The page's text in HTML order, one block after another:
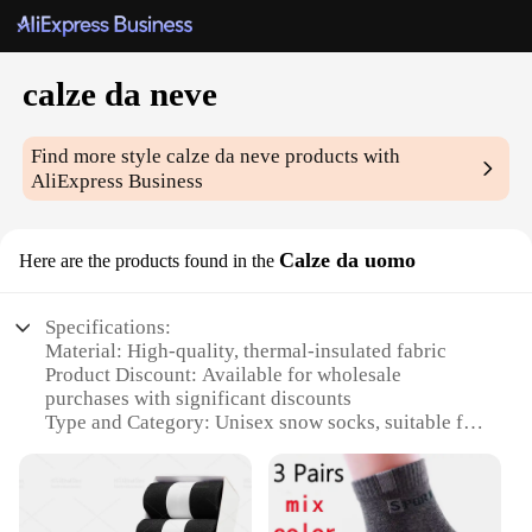
calze da neve
Find more stylecalze da neve products with
AliExpress Business
Here are the products found in the Calze da uomo
Specifications:
Material: High-quality, thermal-insulated fabric
Product Discount: Available for wholesale
purchases with significant discounts
Type and Category: Unisex snow socks, suitable for
Design and Style: Fashionable, solid-colored design
with a snug fit
Usage and Purpose: Ideal for snow sports and cold